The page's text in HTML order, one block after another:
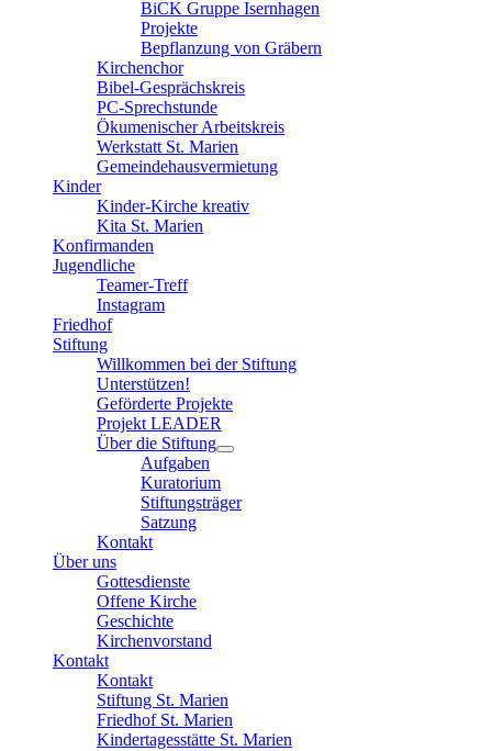
BiCK Gruppe Isernhagen
Projekte
Bepflanzung von Gräbern
Kirchenchor
Bibel-Gesprächskreis
PC-Sprechstunde
Ökumenischer Arbeitskreis
Werkstatt St. Marien
Gemeindehausvermietung
Kinder
Kinder-Kirche kreativ
Kita St. Marien
Konfirmanden
Jugendliche
Teamer-Treff
Instagram
Friedhof
Stiftung
Willkommen bei der Stiftung
Unterstützen!
Geförderte Projekte
Projekt LEADER
Über die Stiftung
Aufgaben
Kuratorium
Stiftungsträger
Satzung
Kontakt
Über uns
Gottesdienste
Offene Kirche
Geschichte
Kirchenvorstand
Kontakt
Kontakt
Stiftung St. Marien
Friedhof St. Marien
Kindertagesstätte St. Marien